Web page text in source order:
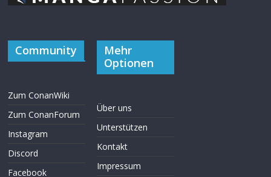
Community
Zum ConanWiki
Zum ConanForum
Instagram
Discord
Facebook
Mehr
Optionen
Über uns
Unterstützen
Kontakt
Impressum